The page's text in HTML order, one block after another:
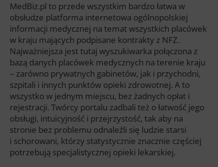
MedBiz.pl to przede wszystkim bardzo łatwa w
obsłudze platforma internetowa ogólnopolskiej
informacji medycznej na temat wszystkich placówek
w kraju mających podpisane kontrakty z NFZ.
Najważniejsza jest tutaj wyszukiwarka połączona z
bazą danych placówek medycznych na terenie kraju
– zarówno prywatnych gabinetów, jak i przychodni,
szpitali i innych punktów opieki zdrowotnej. A to
wszystko w jednym miejscu, bez żadnych opłat i
rejestracji. Twórcy portalu zadbali też o łatwość jego
obsługi, intuicyjność i przejrzystość, tak aby na
stronie bez problemu odnaleźli się ludzie starsi
i schorowani, którzy statystycznie znacznie częściej
potrzebują specjalistycznej opieki lekarskiej.